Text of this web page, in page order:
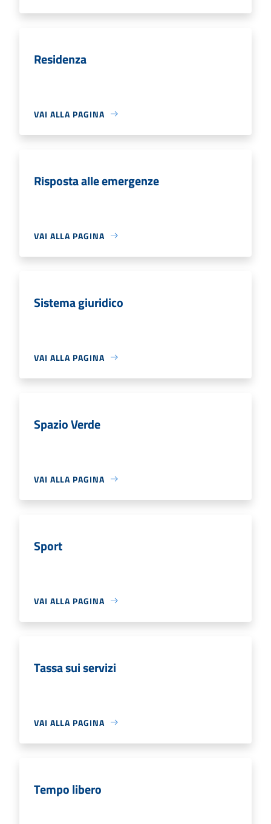
Residenza
VAI ALLA PAGINA
Risposta alle emergenze
VAI ALLA PAGINA
Sistema giuridico
VAI ALLA PAGINA
Spazio Verde
VAI ALLA PAGINA
Sport
VAI ALLA PAGINA
Tassa sui servizi
VAI ALLA PAGINA
Tempo libero